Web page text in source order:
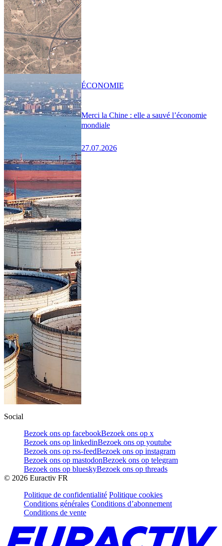
Merci la Chine : elle a sauvé l’économie
mondiale
27.07.2026
ÉCONOMIE
Social
Bezoek ons op facebookBezoek ons op x
Bezoek ons op linkedinBezoek ons op youtube
Bezoek ons op rss-feedBezoek ons op instagram
Bezoek ons op mastodonBezoek ons op telegram
Bezoek ons op blueskyBezoek ons op threads
© 2026 Euractiv FR
Politique de confidentialité Politique cookies
Conditions générales Conditions d’abonnement
Conditions de vente